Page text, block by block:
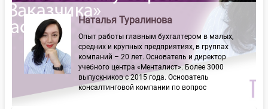
Наталья Туралинова
Опыт работы главным бухгалтером в малых,
средних и крупных предприятиях, в группах
компаний – 20 лет. Основатель и директор
учебного центра «Менталист». Более 3000
выпускников с 2015 года. Основатель
консалтинговой компании по вопрос